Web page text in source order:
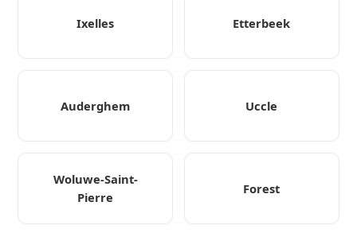
Ixelles Etterbeek
Auderghem Uccle
Woluwe-Saint-
Pierre
Forest